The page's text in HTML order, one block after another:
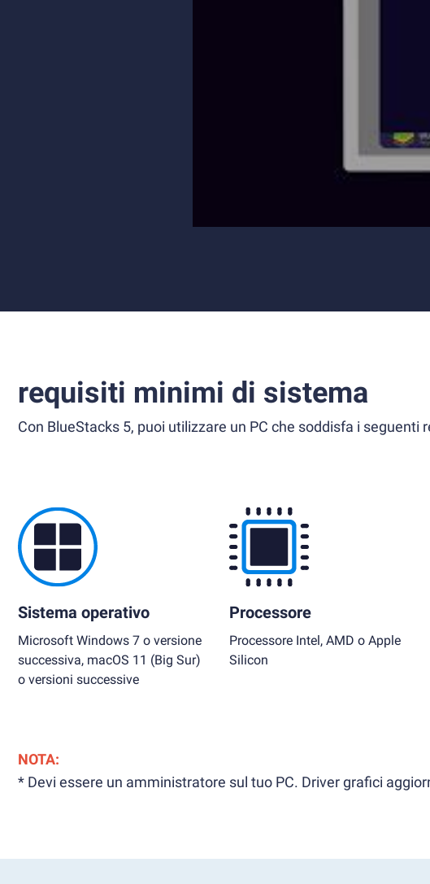
requisiti minimi di sistema
Con BlueStacks 5, puoi utilizzare un PC che soddisfa i seguenti
Sistema operativo
Microsoft Windows 7 o versione
successiva, macOS 11 (Big Sur)
o versioni successive
Processore
Processore Intel, AMD o Apple
Silicon
NOTA:
* Devi essere un amministratore sul tuo PC. Driver grafici